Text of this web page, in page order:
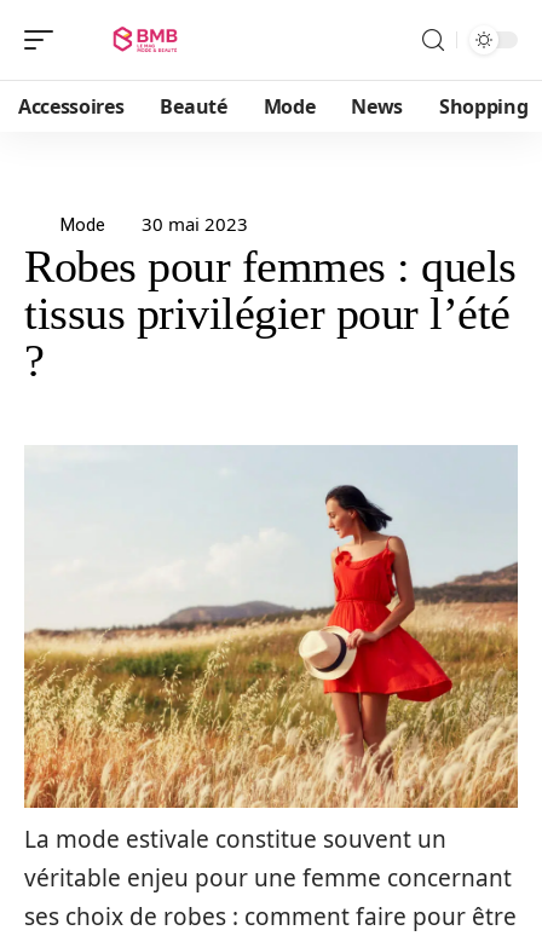
Accessoires Beauté Mode News Shopping
Mode 30 mai 2023
Robes pour femmes : quels
tissus privilégier pour l’été
?
La mode estivale constitue souvent un
véritable enjeu pour une femme concernant
ses choix de robes : comment faire pour être